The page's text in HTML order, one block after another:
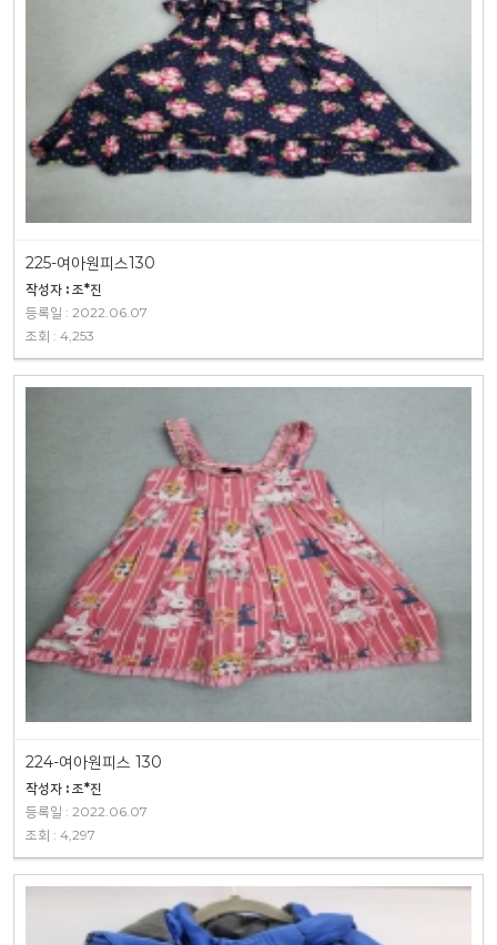
225-여아원피스130
작성자 : 조*진
등록일 : 2022.06.07
조회 : 4,253
224-여아원피스 130
작성자 : 조*진
등록일 : 2022.06.07
조회 : 4,297